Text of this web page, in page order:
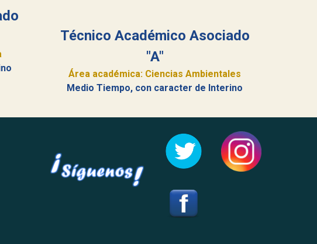
Técnico Académico Asociado
"A"
Área académica: Ciencias Ambientales
Medio Tiempo, con caracter de Interino